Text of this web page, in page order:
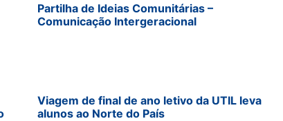
Partilha de Ideias Comunitárias –
Comunicação Intergeracional
Viagem de final de ano letivo da UTIL leva
alunos ao Norte do País